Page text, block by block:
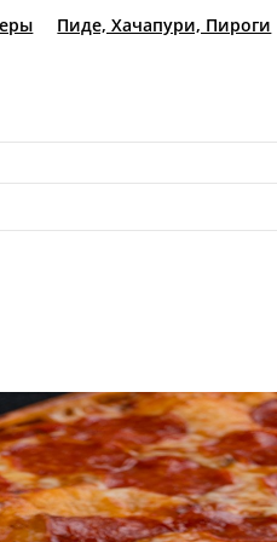
UFO Бургеры
Пиде,